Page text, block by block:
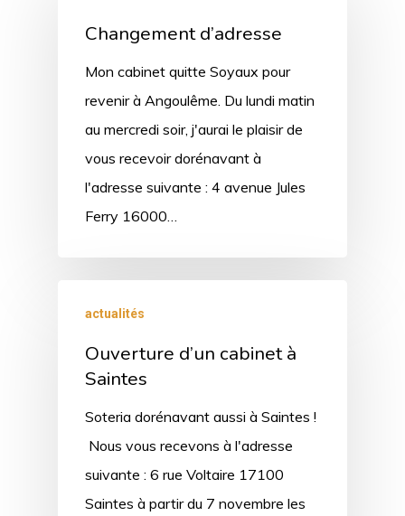
Changement d’adresse
Mon cabinet quitte Soyaux pour
revenir à Angoulême. Du lundi matin
au mercredi soir, j'aurai le plaisir de
vous recevoir dorénavant à
l'adresse suivante : 4 avenue Jules
Ferry 16000…
actualités
Ouverture d’un cabinet à
Saintes
Soteria dorénavant aussi à Saintes !
Nous vous recevons à l'adresse
suivante : 6 rue Voltaire 17100
Saintes à partir du 7 novembre les